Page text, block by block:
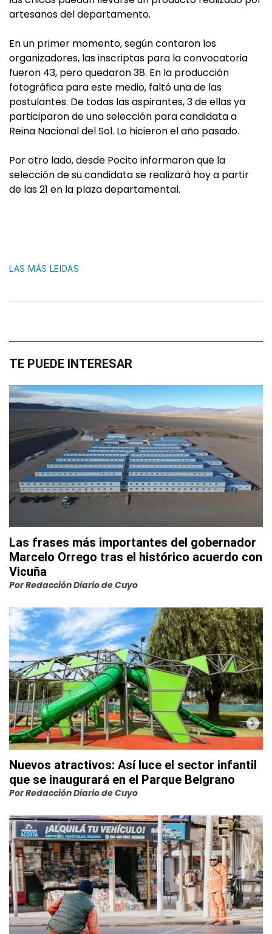
artesanos del departamento.
En un primer momento, según contaron los
organizadores, las inscriptas para la convocatoria
fueron 43, pero quedaron 38. En la producción
fotográfica para este medio, faltó una de las
postulantes. De todas las aspirantes, 3 de ellas ya
participaron de una selección para candidata a
Reina Nacional del Sol. Lo hicieron el año pasado.
Por otro lado, desde Pocito informaron que la
selección de su candidata se realizará hoy a partir
de las 21 en la plaza departamental.
LAS MÁS LEIDAS
TE PUEDE INTERESAR
Las frases más importantes del gobernador
Marcelo Orrego tras el histórico acuerdo con
Vicuña
PorRedacción Diario de Cuyo
Nuevos atractivos: Así luce el sector infantil
que se inaugurará en el Parque Belgrano
PorRedacción Diario de Cuyo